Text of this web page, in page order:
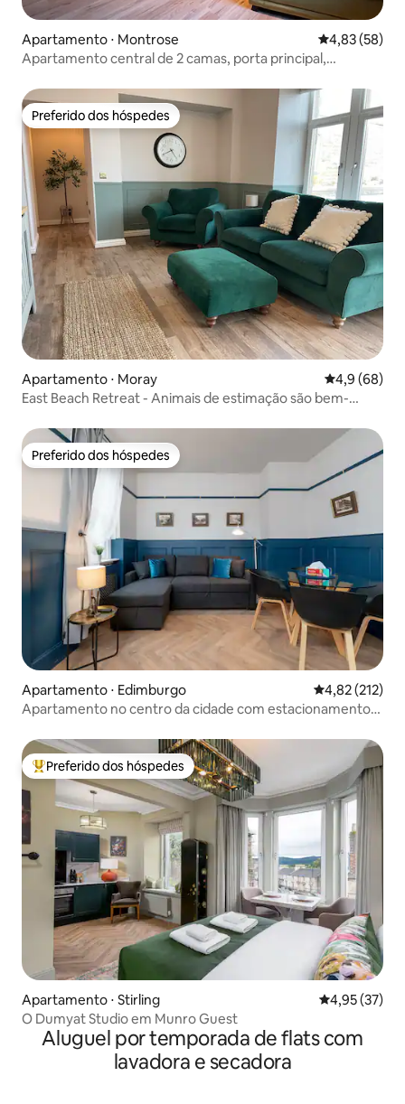
Apartamento ⋅ Montrose 4,83 de uma
4,83 (58)
Apartamento central de 2 camas, porta principal,
Preferido dos hóspedes
Preferido dos hóspedes
Apartamento ⋅ Moray 4,9 de uma
4,9 (68)
East Beach Retreat - Animais de estimação são bem-
Preferido dos hóspedes
Preferido dos hóspedes
Apartamento ⋅ Edimburgo 4,82 de uma
4,82 (212)
Apartamento no centro da cidade com estacionamento
Entre os melhores preferidos dos hóspedes
Preferido dos hóspedes
Apartamento ⋅ Stirling 4,95 de uma
4,95 (37)
O Dumyat Studio em Munro Guest
Aluguel por temporada de flats com
lavadora e secadora